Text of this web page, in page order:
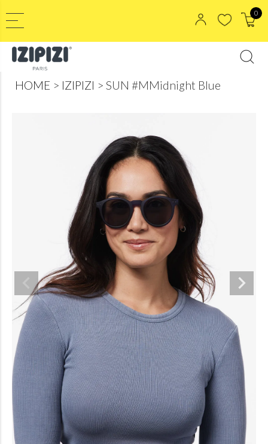
0
HOME IZIPIZI SUN #MMidnight Blue